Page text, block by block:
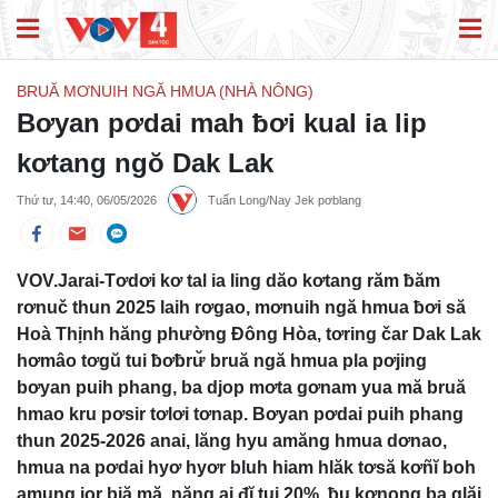
BRUĂ MƠNUIH NGĂ HMUA (NHÀ NÔNG)
Bơyan pơdai mah ƀơi kual ia lip
kơtang ngŏ Dak Lak
Thứ tư, 14:40, 06/05/2026 Tuấn Long/Nay Jek pơblang
VOV.Jarai-Tơdơi kơ tal ia ling dăo kơtang răm ƀăm
rơnuč thun 2025 laih rơgao, mơnuih ngă hmua ƀơi să
Hoà Thịnh hăng phường Đông Hòa, tơring čar Dak Lak
hơmâo tơgŭ tui ƀơƀrư̆ bruă ngă hmua pla pơjing
bơyan puih phang, ba djop mơta gơnam yua mă bruă
hmao kru pơsir tơlơi tơnap. Bơyan pơdai puih phang
thun 2025-2026 anai, lăng hyu amăng hmua dơnao,
hmua na pơdai hyơ hyơr bluh hiam hlăk tơsă kơñĭ boh